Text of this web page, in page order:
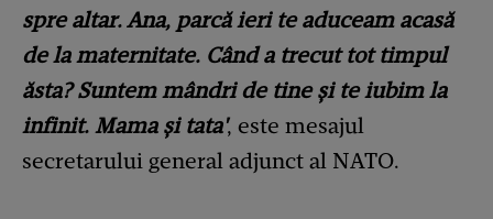
spre altar. Ana, parcă ieri te aduceam acasă
de la maternitate. Când a trecut tot timpul
ăsta? Suntem mândri de tine și te iubim la
infinit. Mama și tata', este mesajul
secretarului general adjunct al NATO.